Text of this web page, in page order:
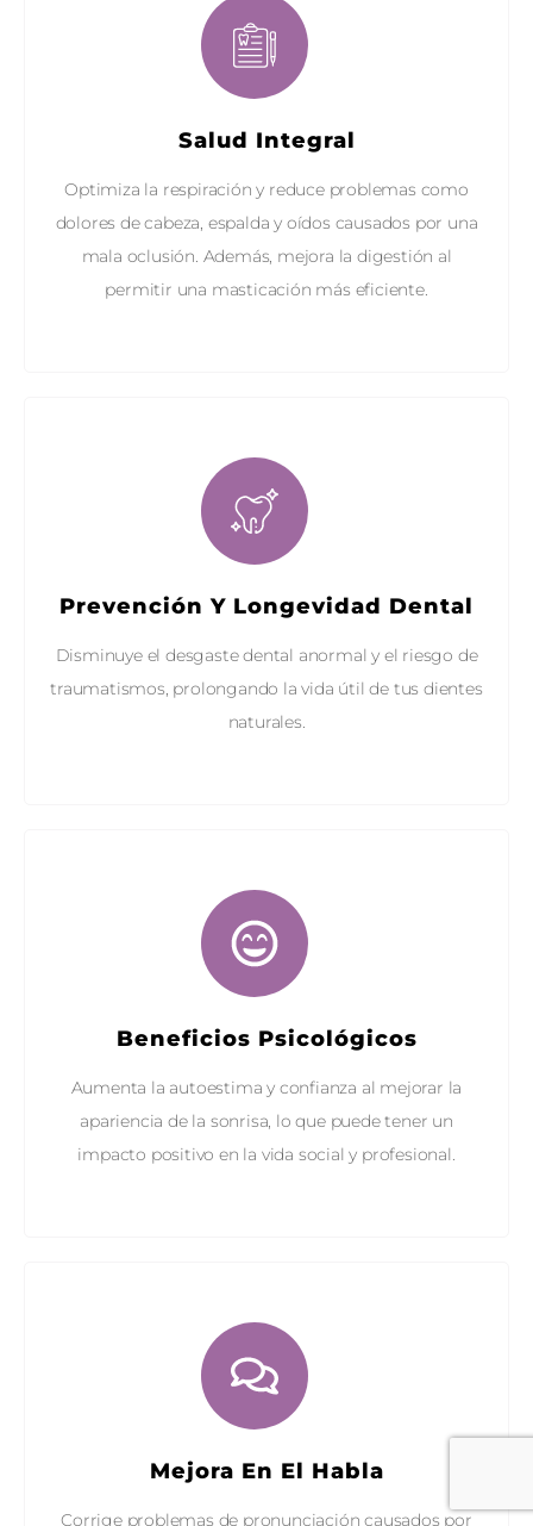
Salud Integral
Optimiza la respiración y reduce problemas como
dolores de cabeza, espalda y oídos causados por una
mala oclusión. Además, mejora la digestión al
permitir una masticación más eficiente.
Prevención Y Longevidad Dental
Disminuye el desgaste dental anormal y el riesgo de
traumatismos, prolongando la vida útil de tus dientes
naturales.
Beneficios Psicológicos
Aumenta la autoestima y confianza al mejorar la
apariencia de la sonrisa, lo que puede tener un
impacto positivo en la vida social y profesional.
Mejora En El Habla
Corrige problemas de pronunciación causados por